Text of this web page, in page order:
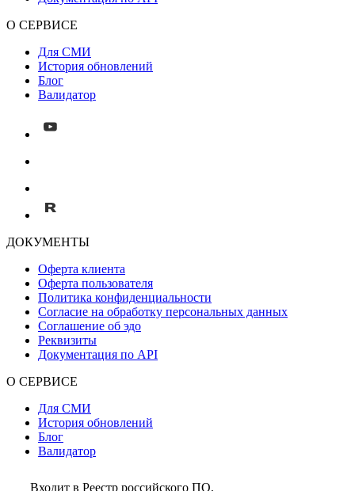
О СЕРВИСЕ
Для СМИ
История обновлений
Блог
Валидатор
ДОКУМЕНТЫ
Оферта клиента
Оферта пользователя
Политика конфиденциальности
Согласие на обработку персональных данных
Соглашение об эдо
Реквизиты
Документация по API
О СЕРВИСЕ
Для СМИ
История обновлений
Блог
Валидатор
Входит в Реестр российского ПО,